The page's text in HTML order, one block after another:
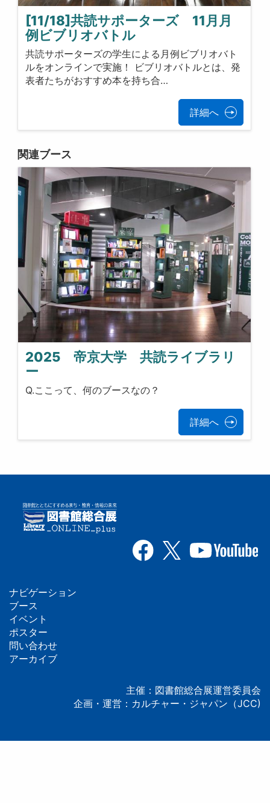
[11/18]共読サポーターズ 11月月
例ビブリオバトル
共読サポーターズの学生による月例ビブリオバト
ルをオンラインで実施！ ビブリオバトルとは、発
表者たちがおすすめ本を持ち合…
詳細へ
関連ブース
2025 帝京大学 共読ライブラリ
ー
Q.ここって、何のブースなの？
詳細へ
フ
ッ
タ
ナビゲーション
ブース
イベント
ポスター
問い合わせ
アーカイブ
主催：図書館総合展運営委員会
企画・運営：カルチャー・ジャパン（JCC)